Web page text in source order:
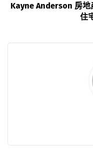
Kayne Anderson 房地
住